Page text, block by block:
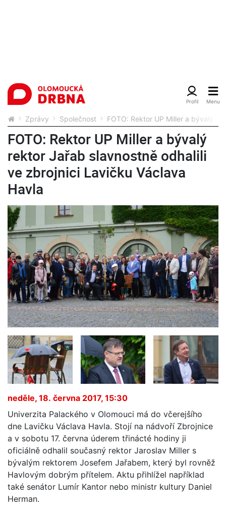
Zprávy Společnost FOTO: Rektor UP Miller a bývalý
FOTO: Rektor UP Miller a bývalý
rektor Jařab slavnostně odhalili
ve zbrojnici Lavičku Václava
Havla
neděle, 18. června 2017, 15:30
Univerzita Palackého v Olomouci má do včerejšího
dne Lavičku Václava Havla. Stojí na nádvoří Zbrojnice
a v sobotu 17. června úderem třinácté hodiny ji
oficiálně odhalil současný rektor Jaroslav Miller s
bývalým rektorem Josefem Jařabem, který byl rovněž
Havlovým dobrým přítelem. Aktu přihlížel například
také senátor Lumír Kantor nebo ministr kultury Daniel
Herman.